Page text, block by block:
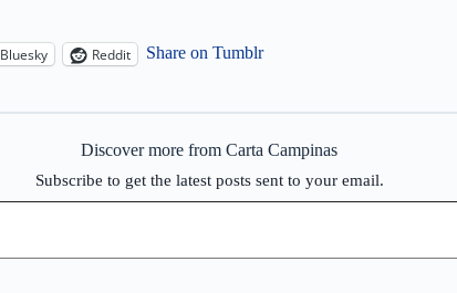
Bluesky Reddit Share on Tumblr
Discover more from Carta Campinas
Subscribe to get the latest posts sent to your email.